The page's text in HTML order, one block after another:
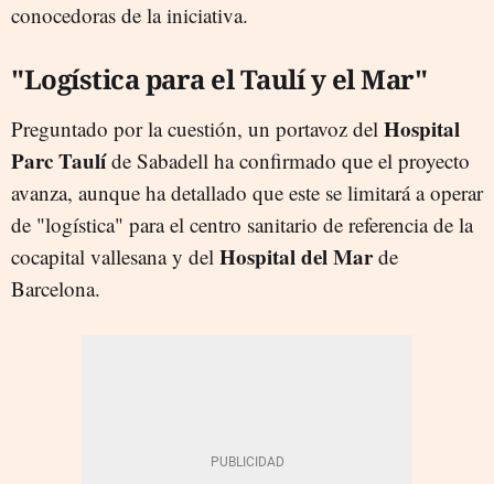
conocedoras de la iniciativa.
"Logística para el Taulí y el Mar"
Preguntado por la cuestión, un portavoz del Hospital
Parc Taulíde Sabadell ha confirmado que el proyecto
avanza, aunque ha detallado que este se limitará a operar
de "logística" para el centro sanitario de referencia de la
cocapital vallesana y del Hospital del Marde
Barcelona.